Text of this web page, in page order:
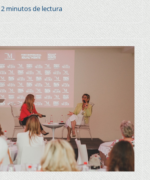
2 minutos de lectura